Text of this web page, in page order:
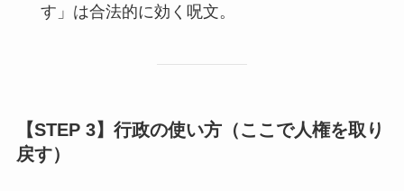
す」は合法的に効く呪文。
【STEP 3】行政の使い方（ここで人権を取り
戻す）